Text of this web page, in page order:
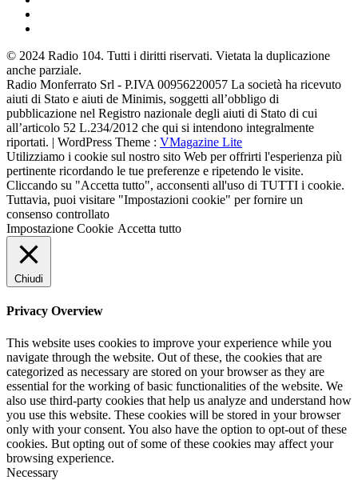
© 2024 Radio 104. Tutti i diritti riservati. Vietata la duplicazione
anche parziale.
Radio Monferrato Srl - P.IVA 00956220057 La società ha ricevuto
aiuti di Stato e aiuti de Minimis, soggetti all’obbligo di
pubblicazione nel Registro nazionale degli aiuti di Stato di cui
all’articolo 52 L.234/2012 che qui si intendono integralmente
riportati. | WordPress Theme : VMagazine Lite
Utilizziamo i cookie sul nostro sito Web per offrirti l'esperienza più
pertinente ricordando le tue preferenze e ripetendo le visite.
Cliccando su "Accetta tutto", acconsenti all'uso di TUTTI i cookie.
Tuttavia, puoi visitare "Impostazioni cookie" per fornire un
consenso controllato
Impostazione Cookie Accetta tutto
Chiudi
Privacy Overview
This website uses cookies to improve your experience while you
navigate through the website. Out of these, the cookies that are
categorized as necessary are stored on your browser as they are
essential for the working of basic functionalities of the website. We
also use third-party cookies that help us analyze and understand how
you use this website. These cookies will be stored in your browser
only with your consent. You also have the option to opt-out of these
cookies. But opting out of some of these cookies may affect your
browsing experience.
Necessary